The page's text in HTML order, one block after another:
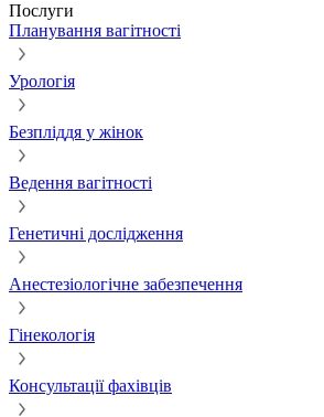
Послуги
Планування вагітності
Урологія
Безпліддя у жінок
Ведення вагітності
Генетичні дослідження
Анестезіологічне забезпечення
Гінекологія
Консультації фахівців